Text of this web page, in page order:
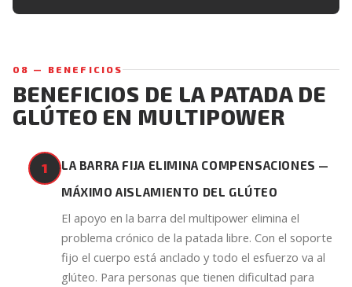
08 — BENEFICIOS
BENEFICIOS DE LA PATADA DE
GLÚTEO EN MULTIPOWER
1
LA BARRA FIJA ELIMINA COMPENSACIONES —
MÁXIMO AISLAMIENTO DEL GLÚTEO
El apoyo en la barra del multipower elimina el
problema crónico de la patada libre. Con el soporte
fijo el cuerpo está anclado y todo el esfuerzo va al
glúteo. Para personas que tienen dificultad para